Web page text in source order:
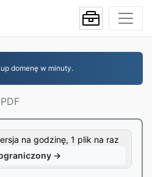
domenę w minuty.
na godzinę, 1 plik na raz
→